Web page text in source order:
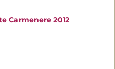
Carmenere 2012